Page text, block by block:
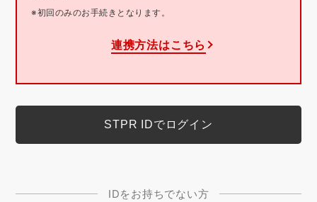
※初回のみのお手続きとなります。
連携方法はこちら
IDをお持ちでない方